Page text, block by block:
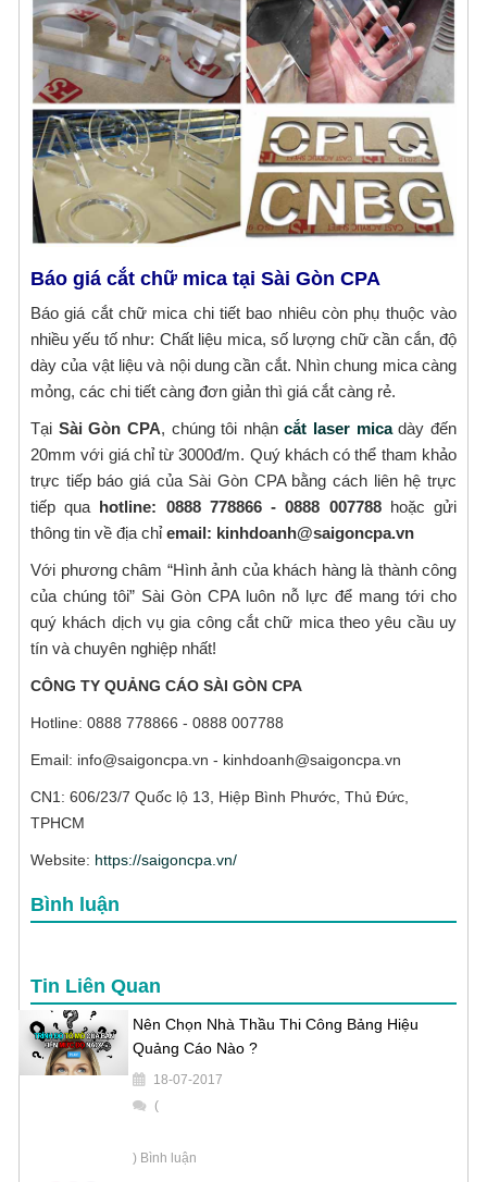
Báo giá cắt chữ mica tại Sài Gòn CPA
Báo giá cắt chữ mica chi tiết bao nhiêu còn phụ thuộc vào
nhiều yếu tố như: Chất liệu mica, số lượng chữ cần cắn, độ
dày của vật liệu và nội dung cần cắt. Nhìn chung mica càng
mỏng, các chi tiết càng đơn giản thì giá cắt càng rẻ.
Tại Sài Gòn CPA, chúng tôi nhậncắt laser micadày đến
20mm với giá chỉ từ 3000đ/m. Quý khách có thể tham khảo
trực tiếp báo giá của Sài Gòn CPA bằng cách liên hệ trực
tiếp qua hotline: 0888 778866 - 0888 007788hoặc gửi
thông tin về địa chỉemail: kinhdoanh@saigoncpa.vn
Với phương châm “Hình ảnh của khách hàng là thành công
của chúng tôi” Sài Gòn CPA luôn nỗ lực để mang tới cho
quý khách dịch vụ gia công cắt chữ mica theo yêu cầu uy
tín và chuyên nghiệp nhất!
CÔNG TY QUẢNG CÁO SÀI GÒN CPA
Hotline: 0888 778866 - 0888 007788
Email: info@saigoncpa.vn - kinhdoanh@saigoncpa.vn
CN1: 606/23/7 Quốc lộ 13, Hiệp Bình Phước, Thủ Đức,
TPHCM
Website: https://saigoncpa.vn/
Bình luận
Tin Liên Quan
Nên Chọn Nhà Thầu Thi Công Bảng Hiệu
Quảng Cáo Nào ?
18-07-2017
(
) Bình luận